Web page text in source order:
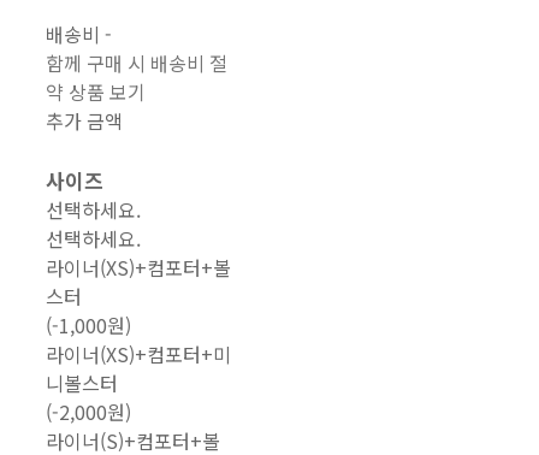
배송비-
함께 구매 시 배송비 절
약 상품 보기
추가 금액
사이즈
선택하세요.
선택하세요.
라이너(XS)+컴포터+볼
스터
(-1,000원)
라이너(XS)+컴포터+미
니볼스터
(-2,000원)
라이너(S)+컴포터+볼